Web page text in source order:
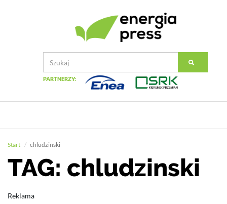
PARTNERZY:
Start chludzinski
TAG: chludzinski
Reklama